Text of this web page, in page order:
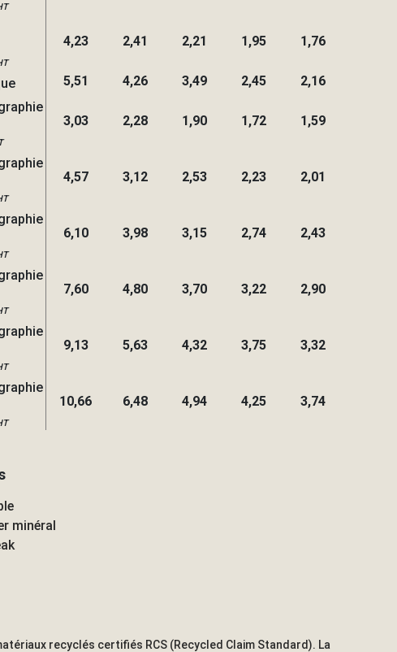
4,23 2,41 2,21 1,95 1,76
5,51 4,26 3,49 2,45
2,16
3,03 2,28 1,90 1,72 1,59
4,57 3,12 2,53 2,23 2,01
6,10 3,98 3,15 2,74 2,43
7,60 4,80 3,70 3,22 2,90
9,13 5,63 4,32 3,75 3,32
10,66 6,48 4,94 4,25 3,74
minéral
recyclés certifiés RCS (Recycled Claim Standard). La